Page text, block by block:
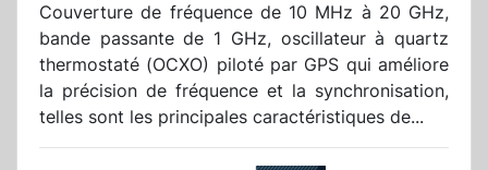
Couverture de fréquence de 10 MHz à 20 GHz,
bande passante de 1 GHz, oscillateur à quartz
thermostaté (OCXO) piloté par GPS qui améliore
la précision de fréquence et la synchronisation,
telles sont les principales caractéristiques de...